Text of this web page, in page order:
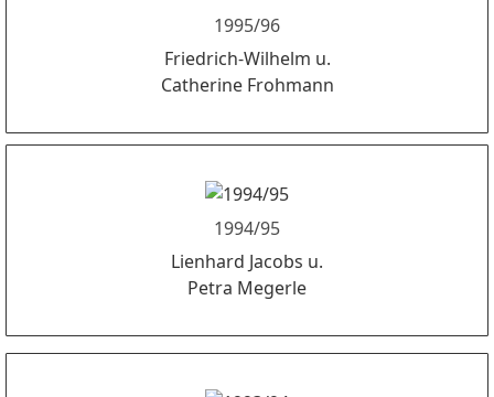
1995/96
Friedrich-Wilhelm u.
Catherine Frohmann
1994/95
Lienhard Jacobs u.
Petra Megerle